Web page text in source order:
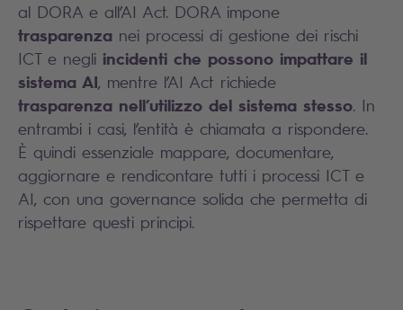
al DORA e all’AI Act. DORA impone
trasparenza nei processi di gestione dei rischi
ICT e negli incidenti che possono impattare il
sistema AI, mentre l’AI Act richiede
trasparenza nell’utilizzo del sistema stesso. In
entrambi i casi, l’entità è chiamata a rispondere.
È quindi essenziale mappare, documentare,
aggiornare e rendicontare tutti i processi ICT e
AI, con una governance solida che permetta di
rispettare questi principi.